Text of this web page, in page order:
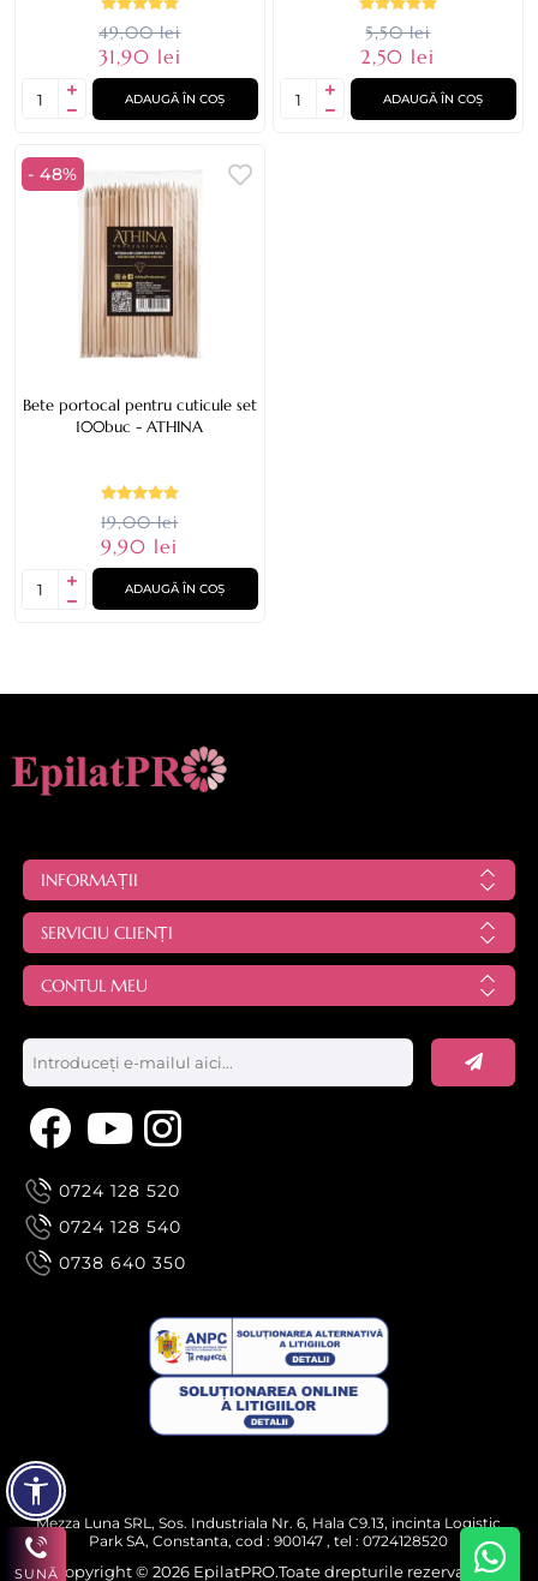
49,00 lei
31,90 lei
ADAUGĂ ÎN COȘ
5,50 lei
2,50 lei
ADAUGĂ ÎN COȘ
- 48%
Bete portocal pentru cuticule set
100buc - ATHINA
19,00 lei
9,90 lei
ADAUGĂ ÎN COȘ
INFORMAȚII
SERVICIU CLIENȚI
CONTUL MEU
0724 128 520
0724 128 540
0738 640 350
Mezza Luna SRL, Sos. Industriala Nr. 6, Hala C9.13, incinta Logistic
Park SA, Constanta, cod : 900147 , tel : 0724128520
Copyright © 2026 EpilatPRO.Toate drepturile rezervate.
SUNĂ